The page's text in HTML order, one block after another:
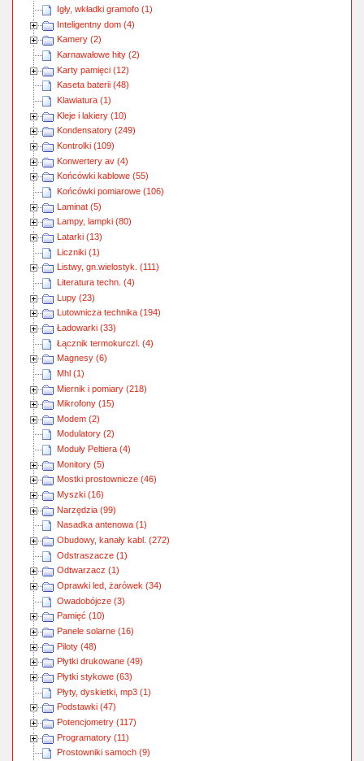
Igły, wkładki gramofo (1)
Inteligentny dom (4)
Kamery (2)
Karnawałowe hity (2)
Karty pamięci (12)
Kaseta baterii (48)
Klawiatura (1)
Kleje i lakiery (10)
Kondensatory (249)
Kontrolki (109)
Konwertery av (4)
Końcówki kablowe (55)
Końcówki pomiarowe (106)
Laminat (5)
Lampy, lampki (80)
Latarki (13)
Liczniki (1)
Listwy, gn.wielostyk. (111)
Literatura techn. (4)
Lupy (23)
Lutownicza technika (194)
Ładowarki (33)
Łącznik termokurczl. (4)
Magnesy (6)
Mhl (1)
Miernik i pomiary (218)
Mikrofony (15)
Modem (2)
Modulatory (2)
Moduły Peltiera (4)
Monitory (5)
Mostki prostownicze (46)
Myszki (16)
Narzędzia (99)
Nasadka antenowa (1)
Obudowy, kanały kabl. (272)
Odstraszacze (1)
Odtwarzacz (1)
Oprawki led, żarówek (34)
Owadobójcze (3)
Pamięć (10)
Panele solarne (16)
Piloty (48)
Płytki drukowane (49)
Płytki stykowe (63)
Płyty, dyskietki, mp3 (1)
Podstawki (47)
Potencjometry (117)
Programatory (11)
Prostowniki samoch (9)